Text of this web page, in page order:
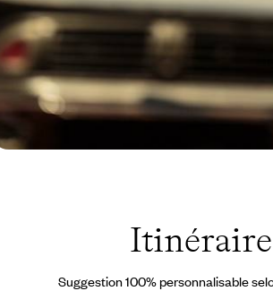
Itinéraire
Suggestion 100% personnalisable